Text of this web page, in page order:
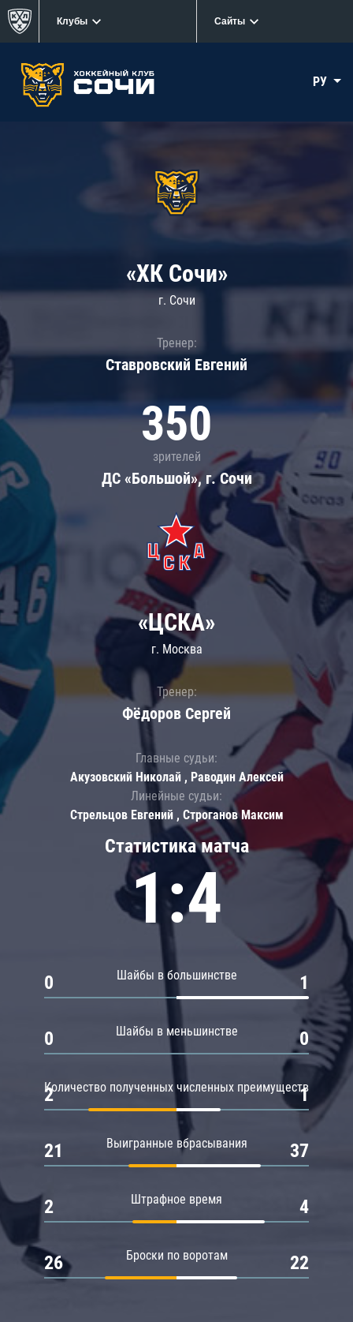
Клубы Сайты
РУ
«ХК Сочи»
г. Сочи
Тренер:
Ставровский Евгений
350
зрителей
ДС «Большой», г. Сочи
Статистика матча
1:4
Шайбы в большинстве
0 1
Шайбы в меньшинстве
0 0
Количество полученных численных преимуществ
2 1
Выигранные вбрасывания
21 37
Штрафное время
2 4
Броски по воротам
26 22
«ЦСКА»
г. Москва
Тренер:
Фёдоров Сергей
Главные судьи:
Акузовский Николай , Раводин Алексей
Линейные судьи:
Стрельцов Евгений , Строганов Максим